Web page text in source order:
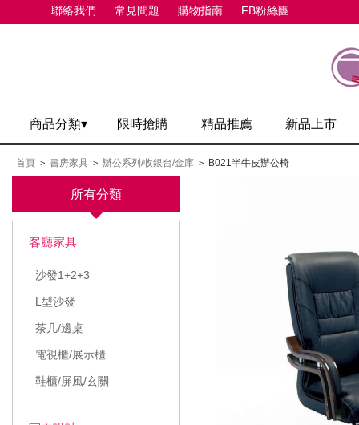
聯絡我們 常見問題 購物指南 FB粉絲團
商品分類▾ 限時搶購 精品推薦 新品上市
首頁 > 書房家具 > 辦公系列/收銀台/金庫 > B021半牛皮辦公椅
所有分類
客廳家具
沙發1+2+3
L型沙發
茶几/邊桌
電視櫃/展示櫃
鞋櫃/屏風/玄關